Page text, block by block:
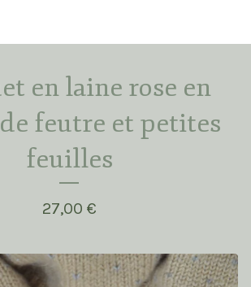
en laine rose en
feutre et petites
feuilles
27,00 €